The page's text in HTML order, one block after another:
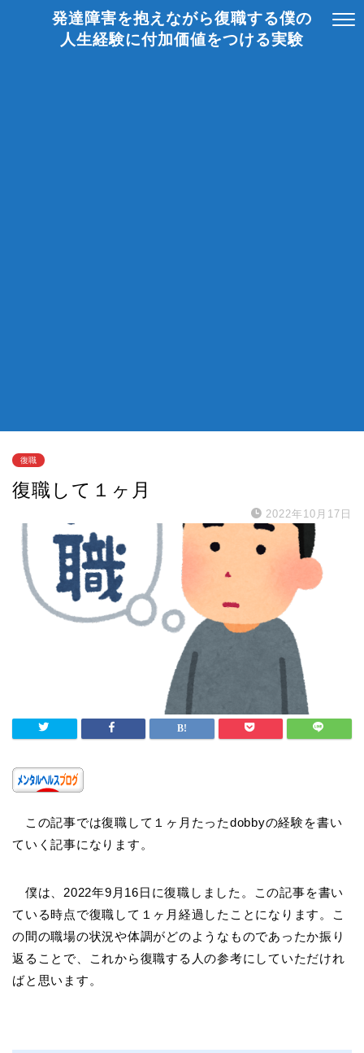
発達障害を抱えながら復職する僕の
人生経験に付加価値をつける実験
復職
復職して１ヶ月
2022年10月17日
この記事では復職して１ヶ月たったdobbyの経験を書い
ていく記事になります。
僕は、2022年9月16日に復職しました。この記事を書い
ている時点で復職して１ヶ月経過したことになります。こ
の間の職場の状況や体調がどのようなものであったか振り
返ることで、これから復職する人の参考にしていただけれ
ばと思います。